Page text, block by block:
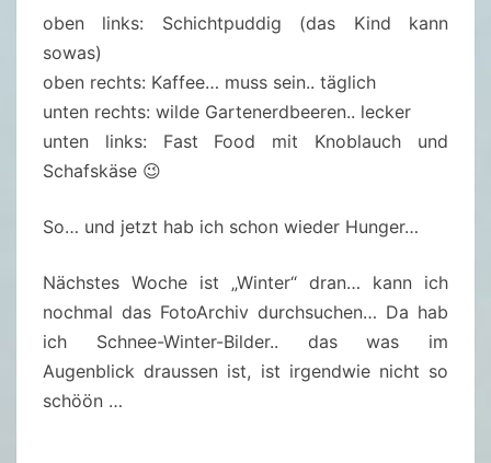
oben links: Schichtpuddig (das Kind kann
sowas)
oben rechts: Kaffee… muss sein.. täglich
unten rechts: wilde Gartenerdbeeren.. lecker
unten links: Fast Food mit Knoblauch und
Schafskäse 😉
So… und jetzt hab ich schon wieder Hunger…
Nächstes Woche ist „Winter“ dran… kann ich
nochmal das FotoArchiv durchsuchen… Da hab
ich Schnee-Winter-Bilder.. das was im
Augenblick draussen ist, ist irgendwie nicht so
schöön …